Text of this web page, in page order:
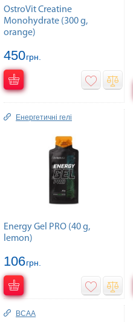
OstroVit Creatine
Monohydrate (300 g,
orange)
450грн.
Енергетичні гелі
Energy Gel PRO (40 g,
lemon)
106грн.
BCAA